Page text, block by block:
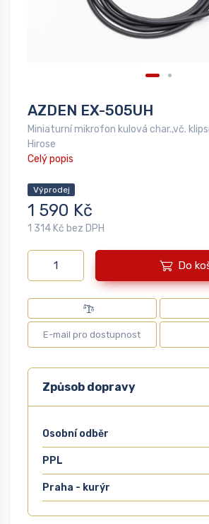
AZDEN EX-505UH
Miniaturní mikrofon kulová char.,vč.
Hirose
Celý popis
Výprodej
1 590 Kč
1 314 Kč bez DPH
Do
Způsob dopravy
Osobní odběr
PPL
Praha - kurýr